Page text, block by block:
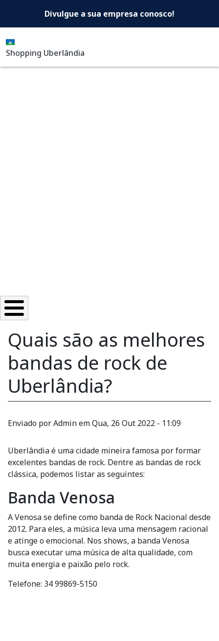
Shopping Uberlândia -
Divulgue a sua empresa conosco!
Shopping Uberlândia
Quais são as melhores
bandas de rock de
Uberlândia?
Enviado por Admin Qua, 26 Out 2022 - 11:09
Uberlândia é uma cidade mineira famosa por formar
excelentes bandas de rock. Dentre as bandas de rock
clássica, podemos listar as seguintes:
Banda Venosa
A Venosa se define como banda de Rock Nacional desde
2012. Para eles, a música leva uma mensagem racional
e atinge o emocional. Nos shows, a banda Venosa
busca executar uma música de alta qualidade, com
muita energia e paixão pelo rock.
Telefone: 34 99869-5150